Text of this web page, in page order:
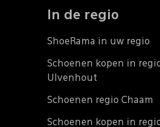
In de regio
ShoeRama in uw regio
Schoenen kopen in
Ulvenhout
Schoenen regio Chaam
Schoenen kopen in